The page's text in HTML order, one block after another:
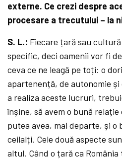
externe. Ce crezi despre
procesare a trecutului – la
S. L.: Fiecare țară sau
specific, deci oamenii vor fi
ceva ce ne leagă pe toți: o
apartenență, de autonomie
a realiza aceste lucruri,
înșine, să avem o bună relație
putea avea, mai departe, și o
ceilalți. Cele două aspecte
altul. Când o țară ca